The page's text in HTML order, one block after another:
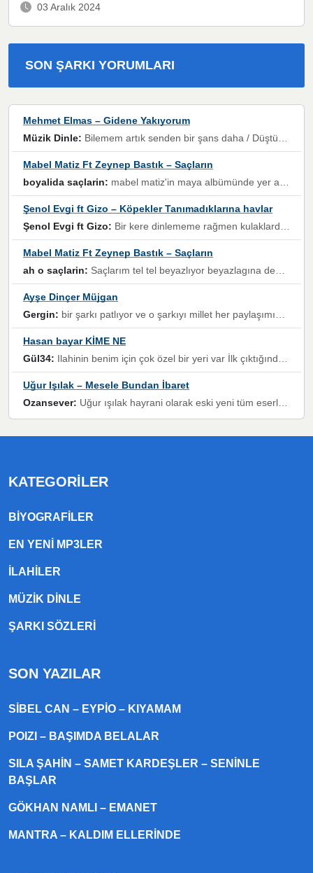
03 Aralık 2024
SON ŞARKI YORUMLARI
Mehmet Elmas – Gidene Yakıyorum
Müzik Dinle: Bilemem artık senden bir şans daha / Düştüğün zaman ben olmayacağım yanında” dizeleri, artık geçmişin tekrarına izin verilmeyeceğini, kişisel sınırların çizildiğini gösteriyor.
Mabel Matiz Ft Zeynep Bastık – Saçların
boyalida saçlarin: mabel matiz'in maya albümünde yer alan güzellerden. parça da şarkı hani! müzikal altyapısına vurulduğum, sözlerinde kaybolduğum bir parça olmuş.
Şenol Evgi ft Gizo – Köpekler Tanımadıklarına havlar
Şenol Evgi ft Gizo: Bir kere dinlememe rağmen kulaklardan gitmiyor sen sen sen sen kurban ol sen sen sen sen hayran ol yükses ses müzik dinleme sebebisiniz canlar bomba gibi patladınız maşallah
Mabel Matiz Ft Zeynep Bastık – Saçların
ah o saçlarin: Saçlarım tel tel beyazlıyor beyazlagına degil yanımda sen yoksun ona üzülüyorum günler bir bir geçiyor geçen günlere değil sensiz geçen günlere darılıyorum,Dinledikce asla kavusamayacagim ama asla unutamicagim sevdiğim adam için yanar içim
Ayşe Dinçer Müjgan
Gergin: bir şarkı patlıyor ve o şarkıyı millet her paylaşımın altına koyuyor ve öyle bir durum hal alıyor ki şarkıyı dinlemeden şarkıdan bikıyorsun Ama bu enteresan bir şekilde dillere dolanıyor millet olarak seviyoruz dertlerle boğuşurken bir yandan da göbek atmayi))) diyeceklerim bu kadar güzel hoş bir sayfa emeğinize sağlık arkadaşlar kolay gelsin
Hasan bayar KİME NE
Gül34: Ilahinin benim için çok özel bir yeri var İlk çıktığında komşum ne kadar yüksek sesle dinliyorsa orada duymuştum ve YouTube'dan aratıp Bu ilahiyi bulmuştum ve sonra müdavimi oldum günlük Ben de 3-5 kere dinleyip ezberleyip artık ilahiye bende eşlik ediyorum yüksek sesle Allah razı olsun hizmet nimettir Rabbim sizin zahmetlerinize de hayırlı nimetler versin Selam ve dua ile Allah'a emanet olun
Uğur Işılak – Mesele Bundan İbaret
Ozansever: Uğur ışılak hayrani olarak eski yeni tüm eserlerini keyifle huzurla dinleyenlerden birisiyim, emeğine saygı duyan gönül veren bunu en güzel şekilde sevenlerine ulaştıran siz değerli sayfa yöneticilerine de teşekkür ederim
KATEGORILER
BIYOGRAFILER
EN YENI MP3LER
ILAHILER
MÜZIK DINLE
ŞARKI SÖZLERI
SON YAZILAR
SIBEL CAN – EYPIO – KIYAMAM
POIZI – BAŞIMDA BELALAR
SILA ŞAHIN – SAMET KARDEŞLER – SENINLE
BAŞLAR
GÖKHAN NAMLI – EMANET
MANTRA – KALDIM ELLERINDE